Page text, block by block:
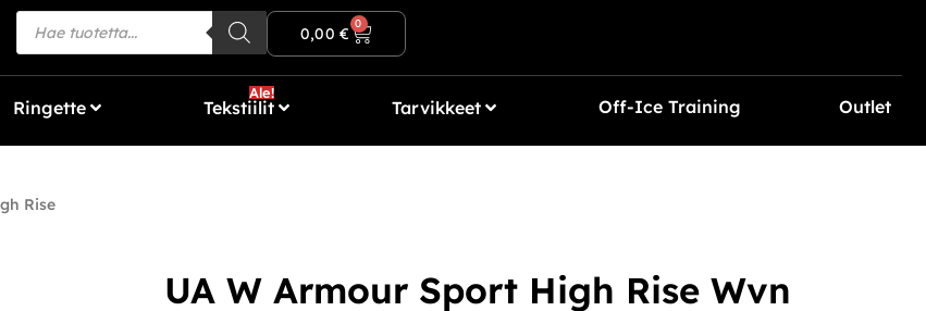
Ilmainen toimitus yli 80€ tilauksiin!
0,00€
0
Ringette Tekstiilit
Ale!
Tarvikkeet Off-Ice Training Outlet
Rise
UA W Armour Sport High Rise Wvn